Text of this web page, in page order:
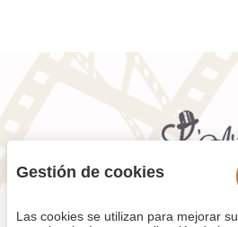
Gestión de cookies
Las cookies se utilizan para mejorar su